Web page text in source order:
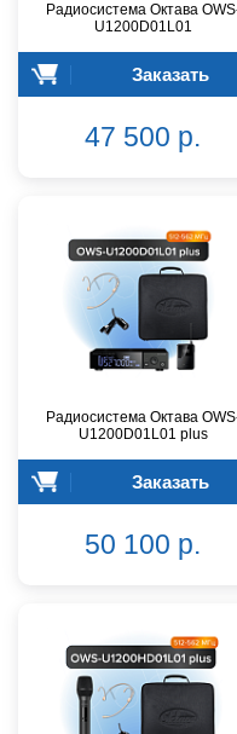
Радиосистема Октава
U1200D01L01
Заказать
47 500 р.
Радиосистема Октава
U1200D01L01 plus
Заказать
50 100 р.